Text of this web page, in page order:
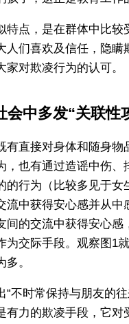
特点，是在群体中比
人们喜欢及信任，隐
对欺凌行为的认可。
会中多发“关联性
有直接对身体和随身
，也有通过造谣中伤
的行为（比较多见于
流中获得安心感并从中
间的交流中获得安心
为交际手段。观察图1
。
“不时常保持与朋友的
有力的欺凌手段，它对